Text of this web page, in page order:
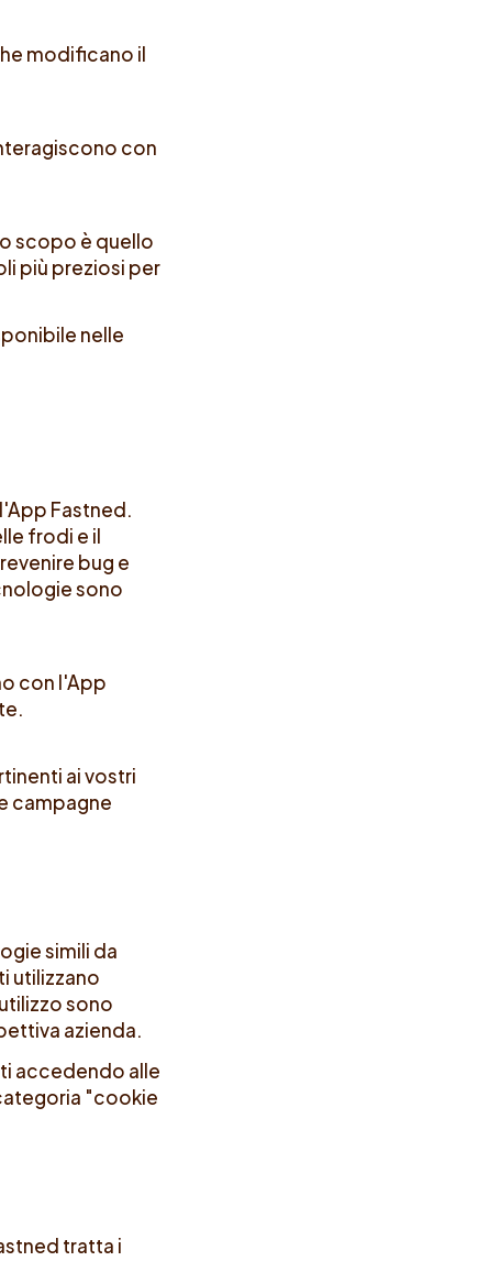
modificano il
con
scopo è quello
più preziosi per
nelle
Fastned.
frodi e il
bug e
sono
con l'App
ai vostri
campagne
simili da
utilizzano
sono
azienda.
accedendo alle
"cookie
tratta i